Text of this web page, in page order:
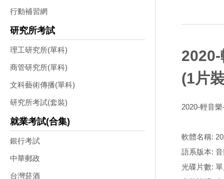
行動補習網
研究所考試
理工研究所(單科)
商管研究所(單科)
文科藝術傳播(單科)
研究所考試(套裝)
就業考試(合集)
銀行考試
中華郵政
台灣菸酒
(1片
2020-輕音
軟體名稱:
語系版本:
光碟片數: